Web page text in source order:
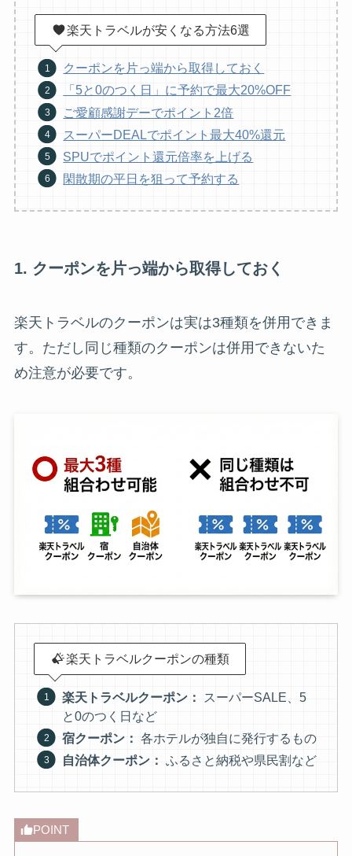
楽天トラベルが安くなる方法6選
クーポンを片っ端から取得しておく
「5と0のつく日」に予約で最大20%OFF
ご愛顧感謝デーでポイント2倍
スーパーDEALでポイント最大40%還元
SPUでポイント還元倍率を上げる
閑散期の平日を狙って予約する
1. クーポンを片っ端から取得しておく
楽天トラベルのクーポンは実は3種類を併用できま
す。ただし同じ種類のクーポンは併用できないた
め注意が必要です。
楽天トラベルクーポンの種類
楽天トラベルクーポン：
スーパーSALE、5
と0のつく日など
宿クーポン： 各ホテルが独自に発行するもの
自治体クーポン： ふるさと納税や県民割など
POINT